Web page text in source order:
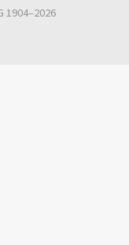
1904–2026